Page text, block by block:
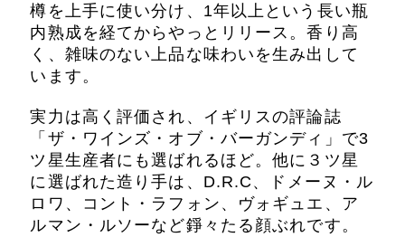
樽を上手に使い分け、1年以上という長い瓶
内熟成を経てからやっとリリース。香り高
く、雑味のない上品な味わいを生み出して
います。
実力は高く評価され、イギリスの評論誌
「ザ・ワインズ・オブ・バーガンディ」で3
ツ星生産者にも選ばれるほど。他に３ツ星
に選ばれた造り手は、D.R.C、ドメーヌ・ル
ロワ、コント・ラフォン、ヴォギュエ、ア
ルマン・ルソーなど錚々たる顔ぶれです。